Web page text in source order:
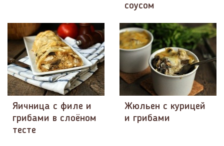
соусом
Яичница с филе и
грибами в слоёном
тесте
Жюльен с курицей
и грибами